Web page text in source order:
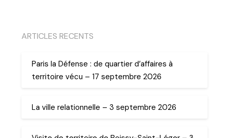
ARTICLES RECENTS
Paris la Défense : de quartier d’affaires à
territoire vécu – 17 septembre 2026
La ville relationnelle – 3 septembre 2026